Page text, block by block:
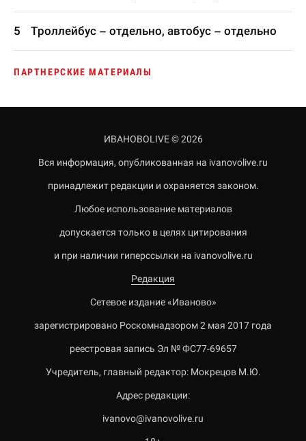
Троллейбус – отдельно, автобус – отдельно
ПАРТНЕРСКИЕ МАТЕРИАЛЫ
ИВАНОВОLIVE © 2026
Вся информация, опубликованная на ivanovolive.ru
принадлежит редакции и охраняется законом.
Любое использование материалов
допускается только в целях цитирования
и при наличии гиперссылки на ivanovolive.ru
Редакция
Сетевое издание «Иваново»
зарегистрировано Роскомнадзором 2 мая 2017 года
реестровая запись Эл № ФС77-69657
Учредитель, главный редактор: Мокрецов М.Ю.
Адрес редакции:
ivanovo@ivanovolive.ru